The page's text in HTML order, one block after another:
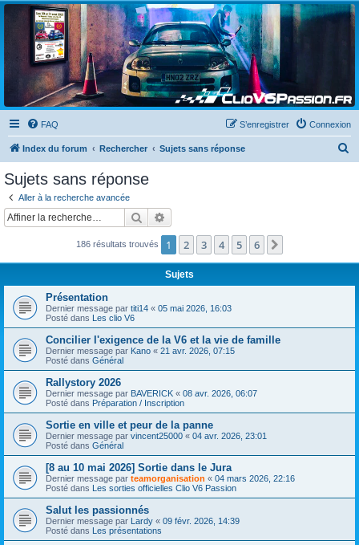
Clio V6 Passion
Le site français des passionnés de Clio V6
FAQ Connexion
S’enregistrer
Index du forum Rechercher Sujets sans réponse
c
Sujets sans réponse
Aller à la recherche avancée
Rechercher
186 résultats trouvés 1 2 3 4 5 6
Sujets
Présentation
Dernier message par titi14 « 05 mai 2026, 16:03
Posté dans Les clio V6
Concilier l'exigence de la V6 et la vie de famille
Dernier message par Kano « 21 avr. 2026, 07:15
Posté dans Général
Rallystory 2026
Dernier message par BAVERICK « 08 avr. 2026, 06:07
Posté dans Préparation / Inscription
Sortie en ville et peur de la panne
Dernier message par vincent25000 « 04 avr. 2026, 23:01
Posté dans Général
[8 au 10 mai 2026] Sortie dans le Jura
Dernier message par teamorganisation « 04 mars 2026, 22:16
Posté dans Les sorties officielles Clio V6 Passion
Salut les passionnés
Dernier message par Lardy « 09 févr. 2026, 14:39
Posté dans Les présentations